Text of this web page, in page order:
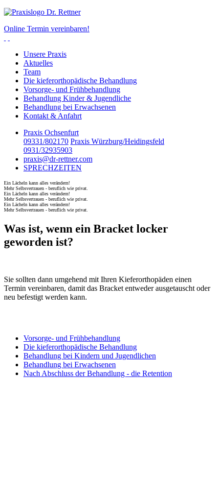
Online Termin vereinbaren!
Unsere Praxis
Aktuelles
Team
Die kieferorthopädische Behandlung
Vorsorge- und Frühbehandlung
Behandlung Kinder & Jugendliche
Behandlung bei Erwachsenen
Kontakt & Anfahrt
Praxis Ochsenfurt
09331/802170 Praxis Würzburg/Heidingsfeld
0931/32935903
praxis@dr-rettner.com
SPRECHZEITEN
Ein Lächeln kann alles verändern!
Mehr Selbsvertrauen - beruflich wie privat.
Ein Lächeln kann alles verändern!
Mehr Selbsvertrauen - beruflich wie privat.
Ein Lächeln kann alles verändern!
Mehr Selbsvertrauen - beruflich wie privat.
Was ist, wenn ein Bracket locker
geworden ist?
Sie sollten dann umgehend mit Ihren Kieferorthopäden einen
Termin vereinbaren, damit das Bracket entweder ausgetauscht oder
neu befestigt werden kann.
Vorsorge- und Frühbehandlung
Die kieferorthopädische Behandlung
Behandlung bei Kindern und Jugendlichen
Behandlung bei Erwachsenen
Nach Abschluss der Behandlung - die Retention